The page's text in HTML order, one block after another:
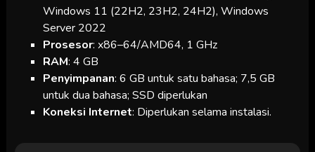
Windows 11 (22H2, 23H2, 24H2), Windows
Server 2022
Prosesor: x86–64/AMD64, 1 GHz
RAM: 4 GB
Penyimpanan: 6 GB untuk satu bahasa; 7,5 GB
untuk dua bahasa; SSD diperlukan
Koneksi Internet: Diperlukan selama instalasi.